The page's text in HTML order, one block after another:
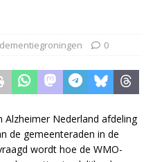
0
Alzheimer Nederland afdeling
de gemeenteraden in de
wordt hoe de WMO-